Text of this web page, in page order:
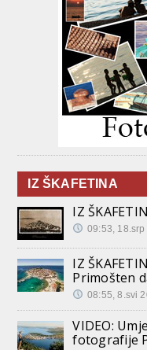
IZ ŠKAFETINA
IZ
09:53, 18.srp
IZ
Primošten
08:55, 8.svi
VIDEO:
fotografije